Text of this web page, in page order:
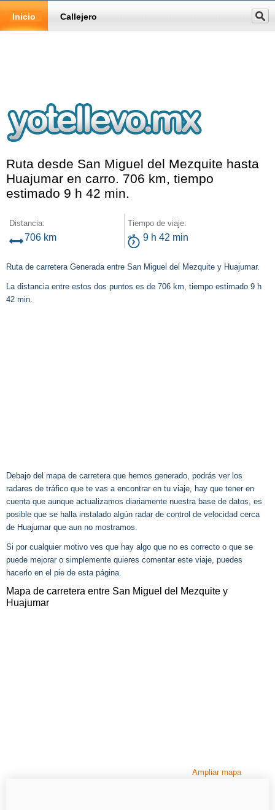
Inicio Callejero
Ruta desde San Miguel del Mezquite hasta
Huajumar en carro. 706 km, tiempo
estimado 9 h 42 min.
Distancia:
706 km
Tiempo de viaje:
9 h 42 min
Ruta de carretera Generada entre San Miguel del Mezquite y Huajumar.
La distancia entre estos dos puntos es de 706 km, tiempo estimado 9 h
42 min.
Debajo del mapa de carretera que hemos generado, podrás ver los
radares de tráfico que te vas a encontrar en tu viaje, hay que tener en
cuenta que aunque actualizamos diariamente nuestra base de datos, es
posible que se halla instalado algún radar de control de velocidad cerca
de Huajumar que aun no mostramos.
Si por cualquier motivo ves que hay algo que no es correcto o que se
puede mejorar o simplemente quieres comentar este viaje, puedes
hacerlo en el pie de esta página.
Mapa de carretera entre San Miguel del Mezquite y
Huajumar
Ampliar mapa